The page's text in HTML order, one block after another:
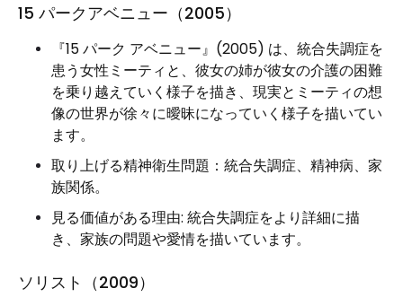
15 パークアベニュー（2005）
『15 パーク アベニュー』(2005) は、統合失調症を
患う女性ミーティと、彼女の姉が彼女の介護の困難
を乗り越えていく様子を描き、現実とミーティの想
像の世界が徐々に曖昧になっていく様子を描いてい
ます。
取り上げる精神衛生問題：統合失調症、精神病、家
族関係。
見る価値がある理由: 統合失調症をより詳細に描
き、家族の問題や愛情を描いています。
ソリスト（2009）